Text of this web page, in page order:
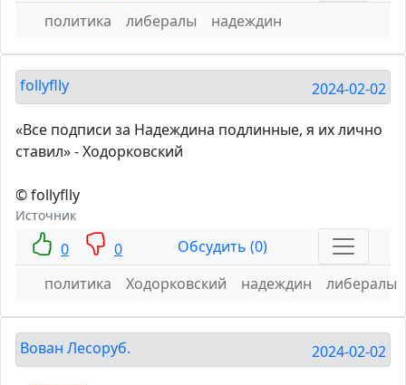
политика
либералы надеждин
follyflly 2024-02-02
«Все подписи за Надеждина подлинные, я их лично
ставил» - Ходорковский
© follyflly
Источник
0 0
Обсудить (0)
политика
Ходорковский надеждин либералы
Вован Лесоруб. 2024-02-02